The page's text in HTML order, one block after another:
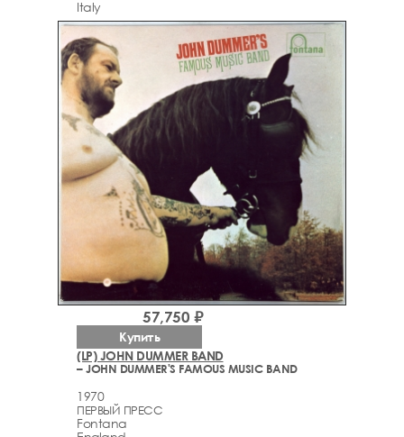
Italy
(LP) JOHN DUMMER BAND
– JOHN DUMMER'S FAMOUS MUSIC BAND
1970
ПЕРВЫЙ ПРЕСС
Fontana
57,750 ₽
Купить